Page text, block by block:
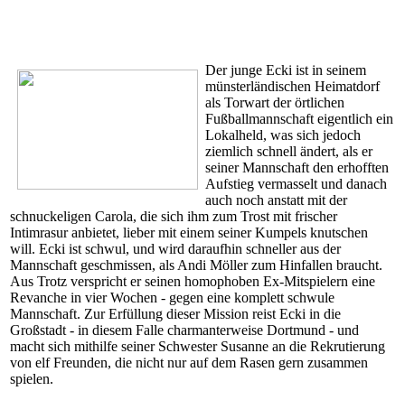
Der junge Ecki ist in seinem
münsterländischen Heimatdorf
als Torwart der örtlichen
Fußballmannschaft eigentlich ein
Lokalheld, was sich jedoch
ziemlich schnell ändert, als er
seiner Mannschaft den erhofften
Aufstieg vermasselt und danach
auch noch anstatt mit der
schnuckeligen Carola, die sich ihm zum Trost mit frischer
Intimrasur anbietet, lieber mit einem seiner Kumpels knutschen
will. Ecki ist schwul, und wird daraufhin schneller aus der
Mannschaft geschmissen, als Andi Möller zum Hinfallen braucht.
Aus Trotz verspricht er seinen homophoben Ex-Mitspielern eine
Revanche in vier Wochen - gegen eine komplett schwule
Mannschaft. Zur Erfüllung dieser Mission reist Ecki in die
Großstadt - in diesem Falle charmanterweise Dortmund - und
macht sich mithilfe seiner Schwester Susanne an die Rekrutierung
von elf Freunden, die nicht nur auf dem Rasen gern zusammen
spielen.